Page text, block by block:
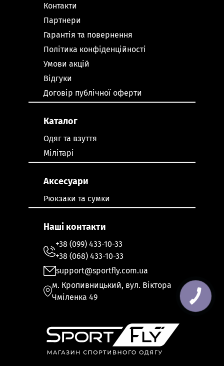
Контакти
Партнери
Гарантія та повернення
Політика конфіденційності
Умови акцій
Відгуки
Договір публічної оферти
Каталог
Одяг та взуття
Мілітарі
Аксесуари
Рюкзаки та сумки
Наші контакти
+38 (099) 433-10-33
+38 (068) 433-10-33
support@sportfly.com.ua
м. Кропивницький, вул. Віктора
Чміленка 49